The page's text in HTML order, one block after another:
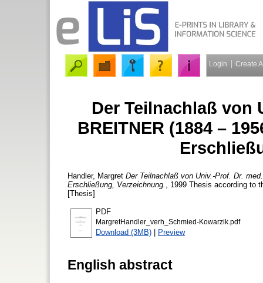
Login Create
Der Teilnachlaß von
BREITNER (1884 –
Handler, Margret Der Teilnachlaß von Univ.-Prof. Dr.
Erschließung, Verzeichnung.
, 1999 Thesis according to
[Thesis]
PDF
MargretHandler_verh_Schmied-Kowarzik.pdf
Download (3MB) | Preview
English abstract